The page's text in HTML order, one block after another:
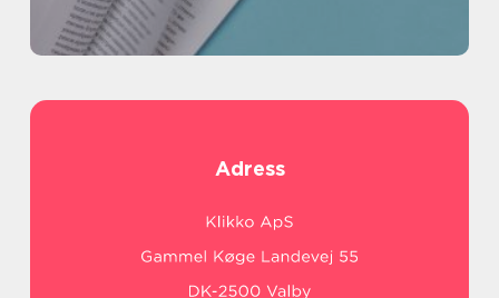
Adress